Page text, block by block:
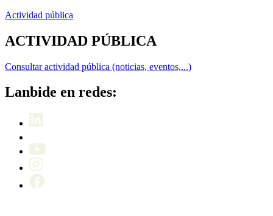
Actividad pública
ACTIVIDAD PÚBLICA
Consultar actividad pública (noticias, eventos,...)
Lanbide en redes: